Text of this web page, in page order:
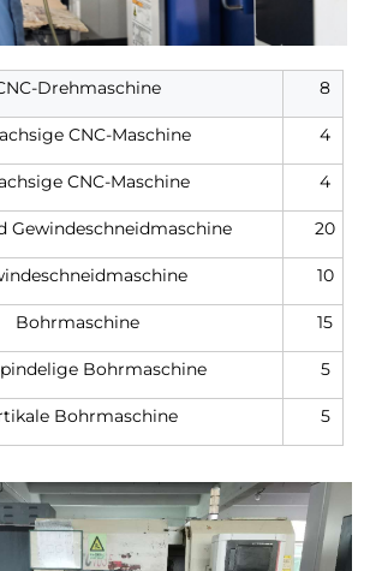
Drehmaschine 8
CNC-Maschine 4
CNC-Maschine 4
Gewindeschneidmaschine 20
10
Bohrmaschine 15
Bohrmaschine 5
Bohrmaschine 5